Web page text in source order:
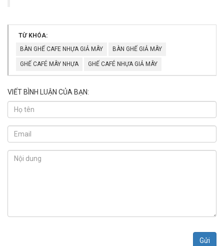
TỪ KHÓA:
BÀN GHẾ CAFE NHỰA GIẢ MÂY
BÀN GHẾ GIẢ MÂY
GHẾ CAFÉ MÂY NHỰA GHẾ CAFÉ NHỰA GIẢ MÂY
VIẾT BÌNH LUẬN CỦA BẠN:
Gửi